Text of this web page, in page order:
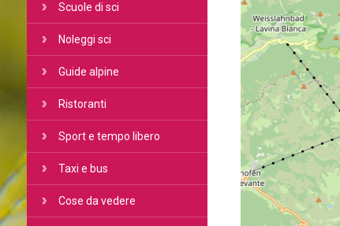
Scuole di sci
Noleggi sci
Guide alpine
Ristoranti
Sport e tempo libero
Taxi e bus
Cose da vedere